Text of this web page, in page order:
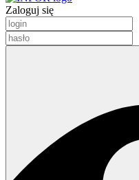
Zaloguj się